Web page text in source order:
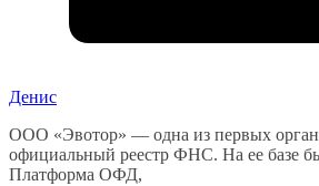
Денис
ООО «Эвотор» — одна из первых
официальный реестр ФНС. На ее базе
Платформа ОФД,